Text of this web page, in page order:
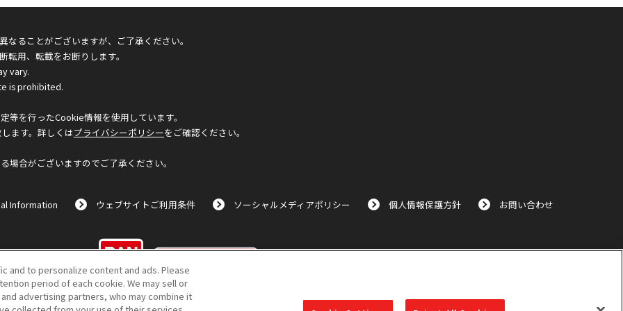
ることがございますが、ご了承ください。
用、転載をお断りします。
vary.
is prohibited.
を行ったCookie情報を使用しています。
ます。詳しくはプライバシーポリシーをご確認ください。
合がございますのでご了承ください。
Information ウェブサイトご利用条件 ソーシャルメディアポリシー 個人情報保護方針 お問い合わせ
and to personalize content and ads. Please
period of each cookie. We may sell or
advertising partners, who may combine it